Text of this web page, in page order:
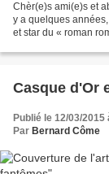
Chèr(e)s ami(e)s et
y a quelques
et star du « roman
Casque d'Or
Publié le 12/03/2015
Par Bernard Côme